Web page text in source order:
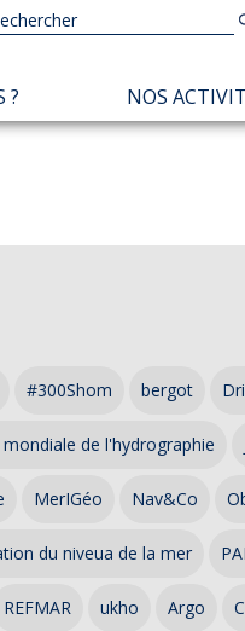
? NOS
#300Shom bergot
mondiale de l'hydrographie
MerIGéo Nav&Co
du niveua de la mer
REFMAR ukho Argo